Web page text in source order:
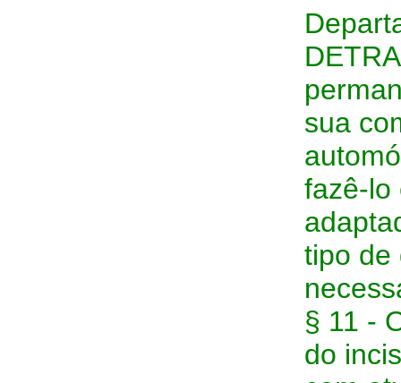
sua
fazê-lo
tipo de
§ 11 -
do